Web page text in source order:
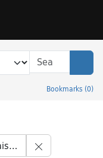
Bookmarks (0)